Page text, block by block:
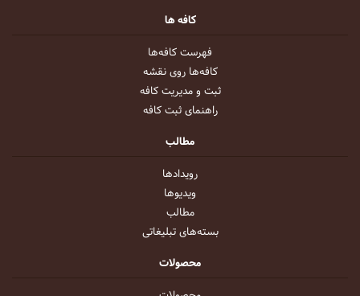
کافه ها
فهرست کافه‌ها
کافه‌ها روی نقشه
ثبت و مدیریت کافه
راهنمای ثبت کافه
مطالب
رویداد‌ها
ویدیو‌ها
مطالب
بسته‌های تبلیغاتی
محصولات